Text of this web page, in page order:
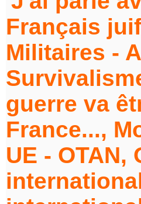
Français
Militaires -
guerre va
France...,
UE - OTAN,